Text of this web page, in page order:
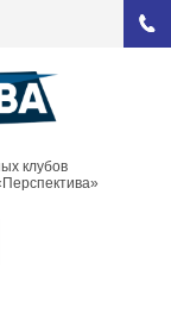
клубов